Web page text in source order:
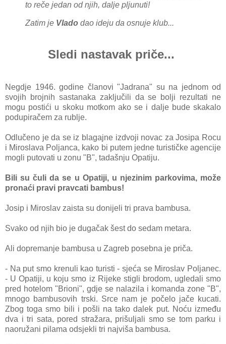
to reče jedan od njih, dalje pljunuti!
Zatim je Vlado dao ideju da osnuje klub...
Sledi nastavak priče...
Negdje 1946. godine članovi "Jadrana" su na jednom od
svojih brojnih sastanaka zaključili da se bolji rezultati ne
mogu postići u skoku motkom ako se i dalje bude skakalo
podupiračem za rublje.
Odlučeno je da se iz blagajne izdvoji novac za Josipa Rocu
i Miroslava Poljanca, kako bi putem jedne turističke agencije
mogli putovati u zonu "B", tadašnju Opatiju.
Bili su čuli da se u Opatiji, u njezinim parkovima, može
pronaći pravi pravcati bambus!
Josip i Miroslav zaista su donijeli tri prava bambusa.
Svako od njih bio je dugačak šest do sedam metara.
Ali dopremanje bambusa u Zagreb posebna je priča.
- Na put smo krenuli kao turisti - sjeća se Miroslav Poljanec.
- U Opatiji, u koju smo iz Rijeke stigli brodom, ugledali smo
pred hotelom "Brioni", gdje se nalazila i komanda zone "B",
mnogo bambusovih trski. Srce nam je počelo jače kucati.
Zbog toga smo bili i pošli na tako dalek put. Noću između
dva i tri sata, pored stražara, prišuljali smo se tom parku i
naoružani pilama odsjekli tri najviša bambusa.